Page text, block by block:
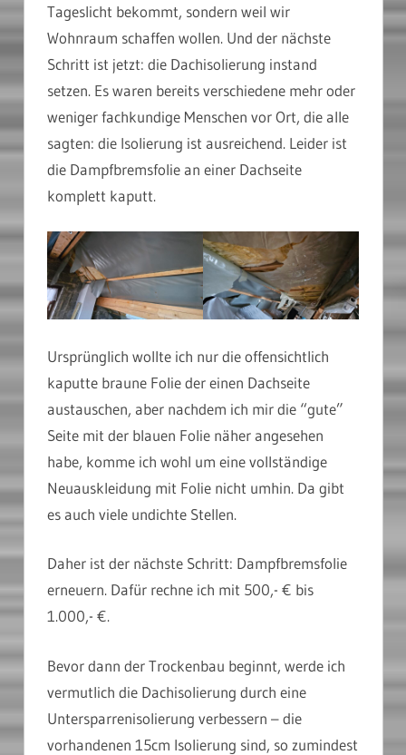
Tageslicht bekommt, sondern weil wir
Wohnraum schaffen wollen. Und der nächste
Schritt ist jetzt: die Dachisolierung instand
setzen. Es waren bereits verschiedene mehr oder
weniger fachkundige Menschen vor Ort, die alle
sagten: die Isolierung ist ausreichend. Leider ist
die Dampfbremsfolie an einer Dachseite
komplett kaputt.
Ursprünglich wollte ich nur die offensichtlich
kaputte braune Folie der einen Dachseite
austauschen, aber nachdem ich mir die “gute”
Seite mit der blauen Folie näher angesehen
habe, komme ich wohl um eine vollständige
Neuauskleidung mit Folie nicht umhin. Da gibt
es auch viele undichte Stellen.
Daher ist der nächste Schritt: Dampfbremsfolie
erneuern. Dafür rechne ich mit 500,- € bis
1.000,- €.
Bevor dann der Trockenbau beginnt, werde ich
vermutlich die Dachisolierung durch eine
Untersparrenisolierung verbessern – die
vorhandenen 15cm Isolierung sind, so zumindest